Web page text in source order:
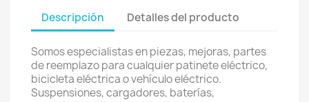
Descripción Detalles del producto
Somos especialistas en piezas, mejoras, partes
de reemplazo para cualquier patinete eléctrico,
bicicleta eléctrica o vehículo eléctrico.
Suspensiones, cargadores, baterías,